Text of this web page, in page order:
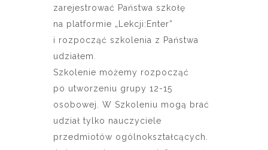
zarejestrować Państwa szkołę
na platformie „Lekcji:Enter”
i rozpocząć szkolenia z Państwa
udziałem
Szkolenie możemy rozpocząć
po utworzeniu grupy 12-15
osobowej. W Szkoleniu mogą brać
udział tylko nauczyciele
przedmiotów ogólnokształcących.